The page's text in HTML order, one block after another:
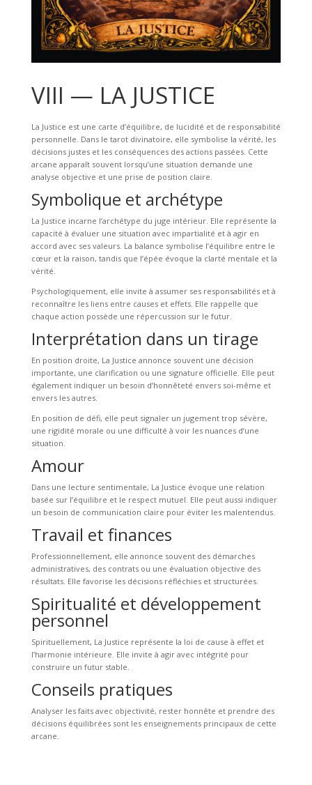
VIII — LA JUSTICE
La Justice est une carte d’équilibre, de lucidité et de responsabilité
personnelle. Dans le tarot divinatoire, elle symbolise la vérité, les
décisions justes et les conséquences des actions passées. Cette
arcane apparaît souvent lorsqu’une situation demande une
analyse objective et une prise de position claire.
Symbolique et archétype
La Justice incarne l’archétype du juge intérieur. Elle représente la
capacité à évaluer une situation avec impartialité et à agir en
accord avec ses valeurs. La balance symbolise l’équilibre entre le
cœur et la raison, tandis que l’épée évoque la clarté mentale et la
vérité.
Psychologiquement, elle invite à assumer ses responsabilités et à
reconnaître les liens entre causes et effets. Elle rappelle que
chaque action possède une répercussion sur le futur.
Interprétation dans un tirage
En position droite, La Justice annonce souvent une décision
importante, une clarification ou une signature officielle. Elle peut
également indiquer un besoin d’honnêteté envers soi-même et
envers les autres.
En position de défi, elle peut signaler un jugement trop sévère,
une rigidité morale ou une difficulté à voir les nuances d’une
situation.
Amour
Dans une lecture sentimentale, La Justice évoque une relation
basée sur l’équilibre et le respect mutuel. Elle peut aussi indiquer
un besoin de communication claire pour éviter les malentendus.
Travail et finances
Professionnellement, elle annonce souvent des démarches
administratives, des contrats ou une évaluation objective des
résultats. Elle favorise les décisions réfléchies et structurées.
Spiritualité et développement
personnel
Spirituellement, La Justice représente la loi de cause à effet et
l’harmonie intérieure. Elle invite à agir avec intégrité pour
construire un futur stable.
Conseils pratiques
Analyser les faits avec objectivité, rester honnête et prendre des
décisions équilibrées sont les enseignements principaux de cette
arcane.